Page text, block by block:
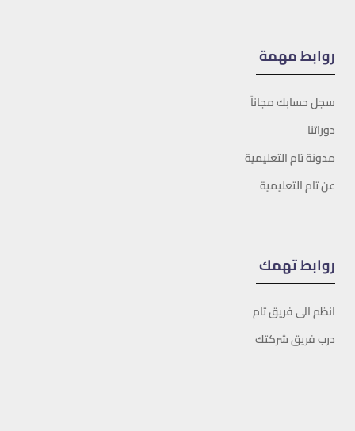
روابط مهمة
سجل حسابك مجاناً
دوراتنا
مدونة تام التعليمية
عن تام التعليمية
روابط تهمك
انظم الى فريق تام
درب فريق شركتك